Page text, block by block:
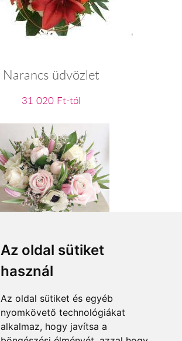
Az oldal sütiket
használ
Az oldal sütiket és egyéb
nyomkövető technológiákat
alkalmaz, hogy javítsa a
Narancs üdvözlet
31 020 Ft-tól
Meghitt pillanat
23 200 Ft-tól